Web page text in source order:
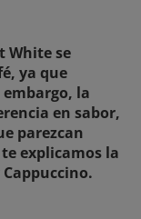
White se
ya que
la
en sabor,
parezcan
explicamos la